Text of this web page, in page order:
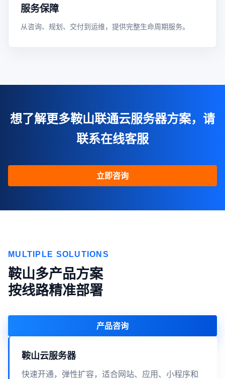
服务保障
从咨询、规划、交付到运维，提供完整生命周期服务。
想了解更多鞍山联通云服务器方案，请
联系在线客服
立即咨询
MULTIPLE SOLUTIONS
鞍山多产品方案
按线路精准部署
产品咨询
鞍山云服务器
快速开通，弹性扩容，适合网站、应用、小程序和